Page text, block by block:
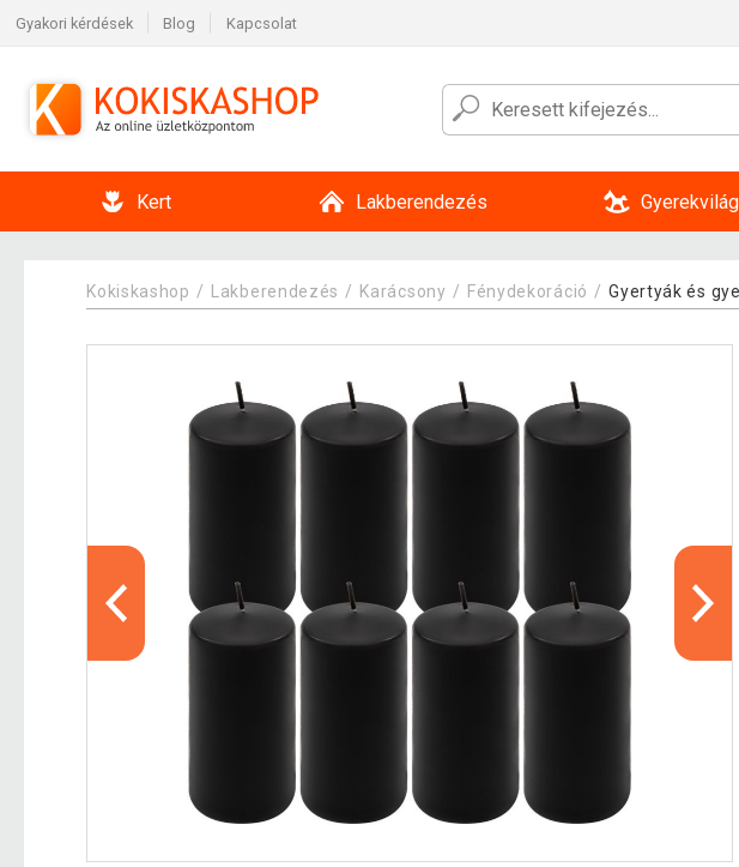
Gyakori kérdések Blog Kapcsolat
Kert Lakberendezés Gyerekvilág
Kokiskashop Lakberendezés Karácsony Fénydekoráció Gyertyák és